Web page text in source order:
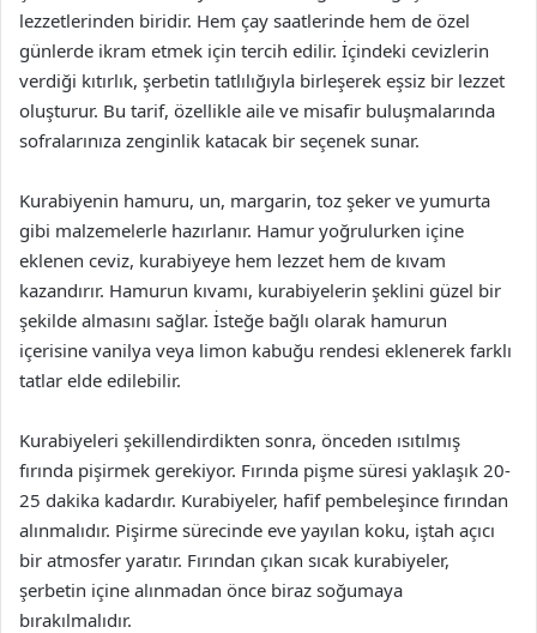
lezzetlerinden biridir. Hem çay saatlerinde hem de özel
günlerde ikram etmek için tercih edilir. İçindeki cevizlerin
verdiği kıtırlık, şerbetin tatlılığıyla birleşerek eşsiz bir lezzet
oluşturur. Bu tarif, özellikle aile ve misafir buluşmalarında
sofralarınıza zenginlik katacak bir seçenek sunar.
Kurabiyenin hamuru, un, margarin, toz şeker ve yumurta
gibi malzemelerle hazırlanır. Hamur yoğrulurken içine
eklenen ceviz, kurabiyeye hem lezzet hem de kıvam
kazandırır. Hamurun kıvamı, kurabiyelerin şeklini güzel bir
şekilde almasını sağlar. İsteğe bağlı olarak hamurun
içerisine vanilya veya limon kabuğu rendesi eklenerek farklı
tatlar elde edilebilir.
Kurabiyeleri şekillendirdikten sonra, önceden ısıtılmış
fırında pişirmek gerekiyor. Fırında pişme süresi yaklaşık 20-
25 dakika kadardır. Kurabiyeler, hafif pembeleşince fırından
alınmalıdır. Pişirme sürecinde eve yayılan koku, iştah açıcı
bir atmosfer yaratır. Fırından çıkan sıcak kurabiyeler,
şerbetin içine alınmadan önce biraz soğumaya
bırakılmalıdır.